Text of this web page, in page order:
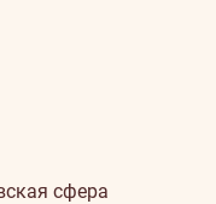
сфера